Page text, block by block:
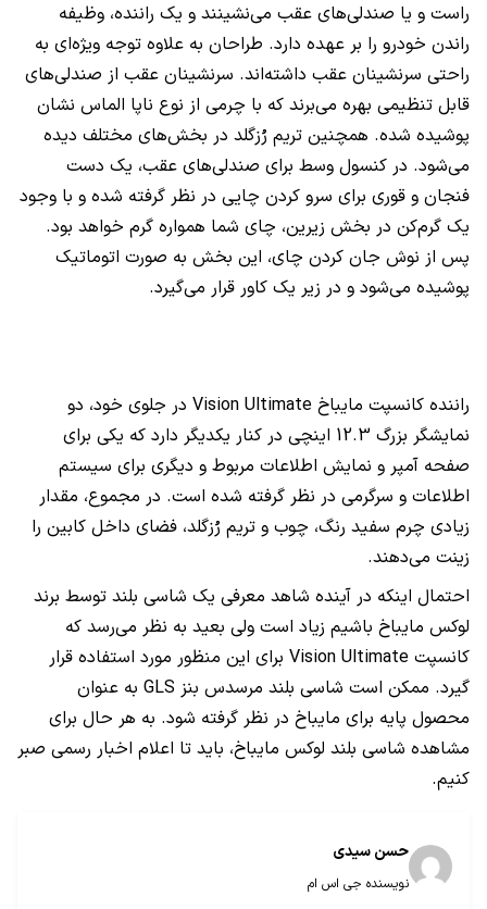
راست و یا صندلی‌های عقب می‌نشینند و یک راننده، وظیفه
راندن خودرو را بر عهده دارد. طراحان به علاوه توجه ویژه‌ای به
راحتی سرنشینان عقب داشته‌اند. سرنشینان عقب از صندلی‌های
قابل تنظیمی بهره می‌برند که با چرمی از نوع ناپا الماس نشان
پوشیده شده. همچنین تریم رُزگلد در بخش‌های مختلف دیده
می‌شود. در کنسول وسط برای صندلی‌های عقب، یک دست
فنجان و قوری برای سرو کردن چایی در نظر گرفته شده و با وجود
یک گرم‌کن در بخش زیرین، چای شما همواره گرم خواهد بود.
پس از نوش جان کردن چای، این بخش به صورت اتوماتیک
پوشیده می‌شود و در زیر یک کاور قرار می‌گیرد.
راننده کانسپت مایباخ Vision Ultimate در جلوی خود، دو
نمایشگر بزرگ 12.3 اینچی در کنار یکدیگر دارد که یکی برای
صفحه آمپر و نمایش اطلاعات مربوط و دیگری برای سیستم
اطلاعات و سرگرمی در نظر گرفته شده است. در مجموع، مقدار
زیادی چرم سفید رنگ، چوب و تریم رُزگلد، فضای داخل کابین را
زینت می‌دهند.
احتمال اینکه در آینده شاهد معرفی یک شاسی بلند توسط برند
لوکس مایباخ باشیم زیاد است ولی بعید به نظر می‌رسد که
کانسپت Vision Ultimate برای این منظور مورد استفاده قرار
گیرد. ممکن است شاسی بلند مرسدس بنز GLS به عنوان
محصول پایه برای مایباخ در نظر گرفته شود. به هر حال برای
مشاهده شاسی بلند لوکس مایباخ، باید تا اعلام اخبار رسمی صبر
کنیم.
حسن سیدی
نویسنده جی اس ام